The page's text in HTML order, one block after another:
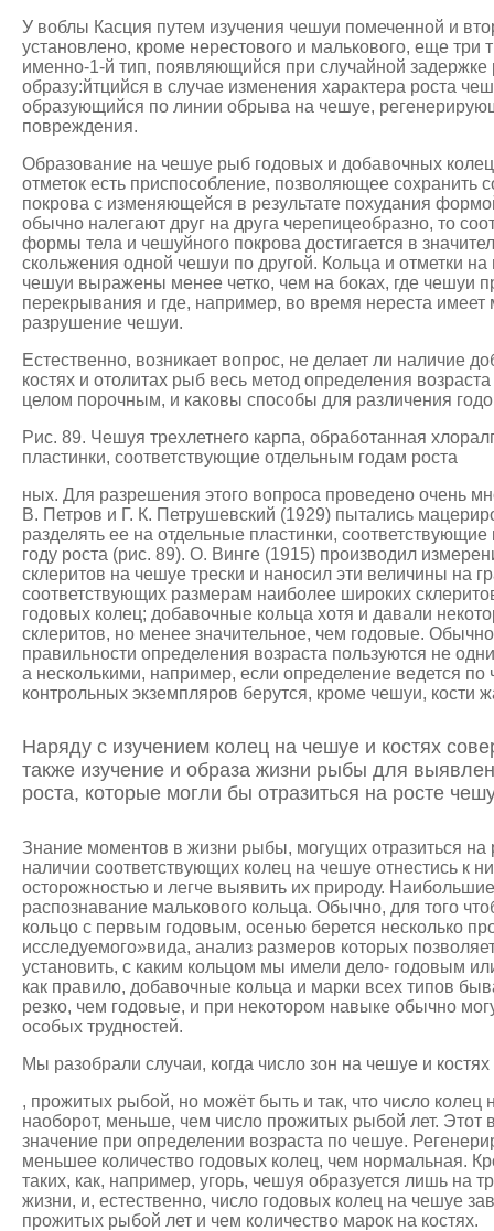
У воблы Касция путем изучения чешуи помеченной и
установлено, кроме нерестового и малькового, еще три
именно-1-й тип, появляющийся при случайной задержке
образу:йтцийся в случае изменения характера роста
образующийся по линии обрыва на чешуе,
повреждения.
Образование на чешуе рыб годовых и добавочных
отметок есть приспособление, позволяющее сохранить
покрова с изменяющейся в результате похудания
обычно налегают друг на друга черепицеобразно, то
формы тела и чешуйного покрова достигается в
скольжения одной чешуи по другой. Кольца и отметки
чешуи выражены менее четко, чем на боках, где чешуи
перекрывания и где, например, во время нереста
разрушение чешуи.
Естественно, возникает вопрос, не делает ли наличие
костях и отолитах рыб весь метод определения
целом порочным, и каковы способы для различения
Рис. 89. Чешуя трехлетнего карпа, обработанная
пластинки, соответствующие отдельным годам роста
ных. Для разрешения этого вопроса проведено очень
В. Петров и Г. К. Петрушевский (1929) пытались
разделять ее на отдельные пластинки,
году роста (рис. 89). О. Винге (1915) производил
склеритов на чешуе трески и наносил эти величины на
соответствующих размерам наиболее широких
годовых колец; добавочные кольца хотя и давали
склеритов, но менее значительное, чем годовые.
правильности определения возраста пользуются не
а несколькими, например, если определение ведется по
контрольных экземпляров берутся, кроме чешуи, кости
Наряду с изучением колец на чешуе и костях
также изучение и образа жизни рыбы для
роста, которые могли бы отразиться на росте
Знание моментов в жизни рыбы, могущих отразиться на
наличии соответствующих колец на чешуе отнестись к
осторожностью и легче выявить их природу.
распознавание малькового кольца. Обычно, для того
кольцо с первым годовым, осенью берется несколько
исследуемого»вида, анализ размеров которых
установить, с каким кольцом мы имели дело- годовым
как правило, добавочные кольца и марки всех типов
резко, чем годовые, и при некотором навыке обычно
особых трудностей.
Мы разобрали случаи, когда число зон на чешуе и
, прожитых рыбой, но можёт быть и так, что число колец
наоборот, меньше, чем число прожитых рыбой лет. Этот
значение при определении возраста по чешуе.
меньшее количество годовых колец, чем нормальная.
таких, как, например, угорь, чешуя образуется лишь на
жизни, и, естественно, число годовых колец на чешуе
прожитых рыбой лет и чем количество марок на костях.